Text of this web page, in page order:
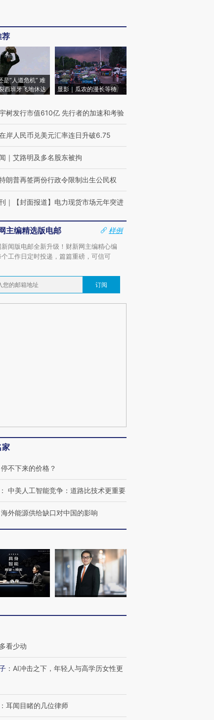
私7万
内含3种
度Z世代 用街头抗争将教
育部长拱下台
机”？难民潮撕裂西班牙
飞地休达
届链博
”接产
【商旅对话】华住集团
荐
是“人道危机” 难
西班牙飞地休达
显影｜瓜农的漫长等待
树发行市值610亿 先行者的加速和考验
岸人民币兑美元汇率连日升破6.75
｜ 艾路明及多名股东被拘
朗普再签两份行政令限制出生公民权
｜ 【封面报道】电力现货市场元年突进
主编精选版电邮
样例
新闻版电邮全新升级！财新网主编精心编
工作日定时投递，篇篇重磅，可信可
订阅
家
停不下来的价格？
： 中美人工智能竞争：道路比技术更重要
海外能源供给缺口对中国的影响
多看少动
： AI冲击之下，年轻人与高学历女性更
： 耳闻目睹的几位律师